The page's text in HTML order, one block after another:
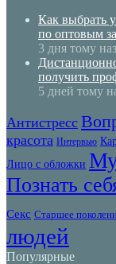
Как выбрать
по оптовым
3 дня тому
получить
5 дней тому
Антистресс
красота Интервью
Лицо с обложки
Познать
Секс Старшее
людей
Популярные